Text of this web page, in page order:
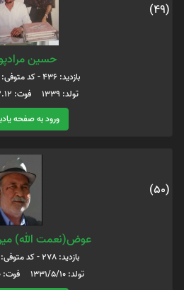
(49)
حسین
بازدید: 436 - کد متوفی: 6109314
تولد: 1339 فوت: 1339.12.12
ورود به صفحه
(50)
عوض(نعمت الله)
بازدید: 278 - کد متوفی: 6111698
تولد: ۱۳۳۱/۵/۱۰ فوت: ۱۴۰۰/۲/۱۰